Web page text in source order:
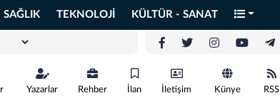
SAĞLIK TEKNOLOJİ KÜLTÜR - SANAT
Yazarlar Rehber İlan İletişim Künye RSS